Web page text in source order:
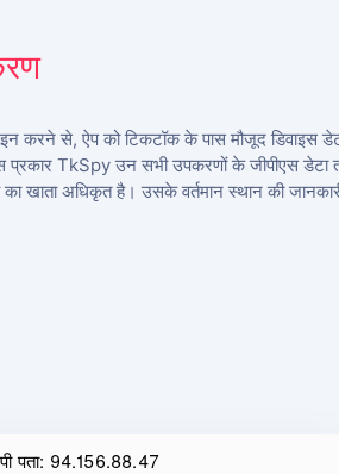
करने से, ऐप को टिकटॉक के पास मौजूद डिवाइस
प्रकार TkSpy उन सभी उपकरणों के जीपीएस डेटा
का खाता अधिकृत है। उसके वर्तमान स्थान की
पता: 94.156.88.47